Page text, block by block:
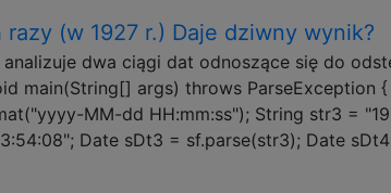
(w 1927 r.) Daje dziwny wynik?
dwa ciągi dat odnoszące się do
main(String[] args) throws ParseException {
MM-dd HH:mm:ss"); String str3 =
Date sDt3 = sf.parse(str3); Date